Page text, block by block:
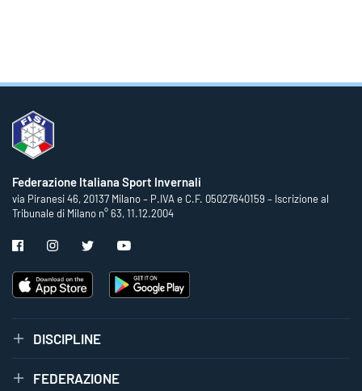
Federazione Italiana Sport Invernali
via Piranesi 46, 20137 Milano – P.IVA e C.F. 05027640159 – Iscrizione al
Tribunale di Milano n° 63, 11.12.2004
DISCIPLINE
FEDERAZIONE